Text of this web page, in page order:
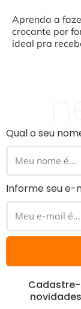
Aprenda a
crocante por
ideal pra
Qual o seu
Informe seu e-